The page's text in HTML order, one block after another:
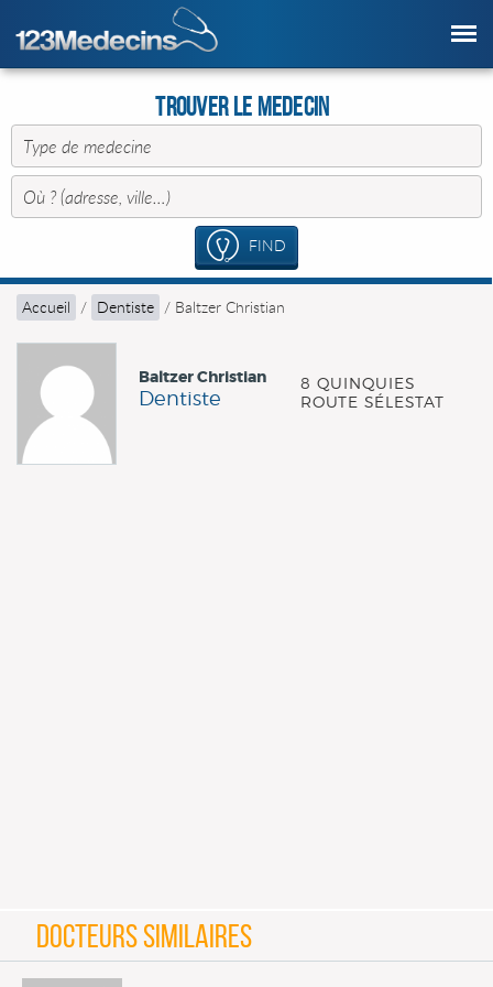
Trouver le Medecin
FIND
Accueil / Dentiste / Baltzer Christian
Baltzer Christian
Dentiste
8 QUINQUIES
ROUTE SÉLESTAT
DOCTEURS SIMILAIRES